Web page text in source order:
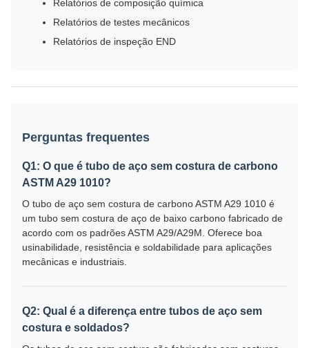
Relatórios de composição química
Relatórios de testes mecânicos
Relatórios de inspeção END
Perguntas frequentes
Q1: O que é tubo de aço sem costura de carbono
ASTM A29 1010?
O tubo de aço sem costura de carbono ASTM A29 1010 é
um tubo sem costura de aço de baixo carbono fabricado de
acordo com os padrões ASTM A29/A29M. Oferece boa
usinabilidade, resistência e soldabilidade para aplicações
mecânicas e industriais.
Q2: Qual é a diferença entre tubos de aço sem
costura e soldados?